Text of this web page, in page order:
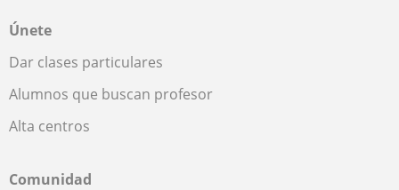
Únete
Dar clases particulares
Alumnos que buscan profesor
Alta centros
Comunidad